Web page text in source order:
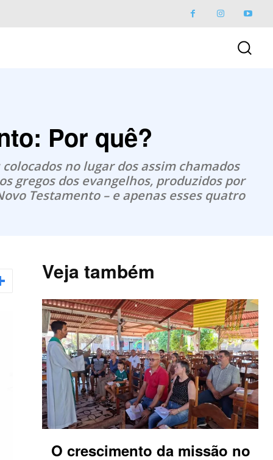
Por quê?
no lugar dos assim chamados
gregos dos evangelhos, produzidos por
Testamento – e apenas esses quatro
Veja também
O crescimento da missão no